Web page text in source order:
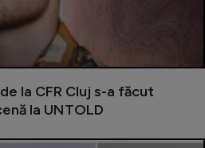
la CFR Cluj s-a făcut
la UNTOLD